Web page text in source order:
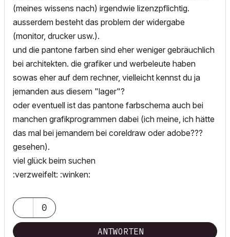
(meines wissens nach) irgendwie lizenzpflichtig.
ausserdem besteht das problem der widergabe
(monitor, drucker usw.).
und die pantone farben sind eher weniger gebräuchlich
bei architekten. die grafiker und werbeleute haben
sowas eher auf dem rechner, vielleicht kennst du ja
jemanden aus diesem "lager"?
oder eventuell ist das pantone farbschema auch bei
manchen grafikprogrammen dabei (ich meine, ich hätte
das mal bei jemandem bei coreldraw oder adobe???
gesehen).
viel glück beim suchen
:verzweifelt: :winken:
0
ANTWORTEN